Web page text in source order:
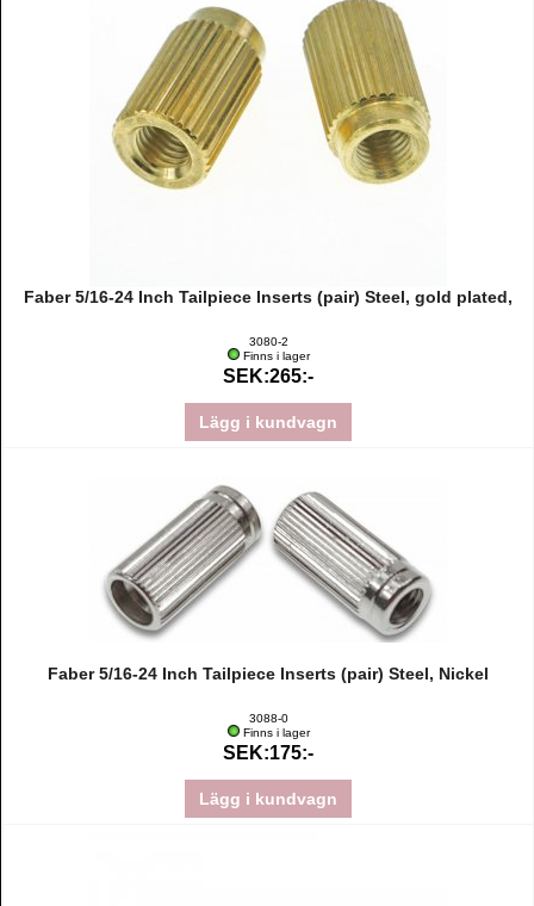
Faber 5/16-24 Inch Tailpiece Inserts (pair) Steel, gold plated,
3080-2
Finns i lager
SEK:265:-
Lägg i kundvagn
Faber 5/16-24 Inch Tailpiece Inserts (pair) Steel, Nickel
3088-0
Finns i lager
SEK:175:-
Lägg i kundvagn